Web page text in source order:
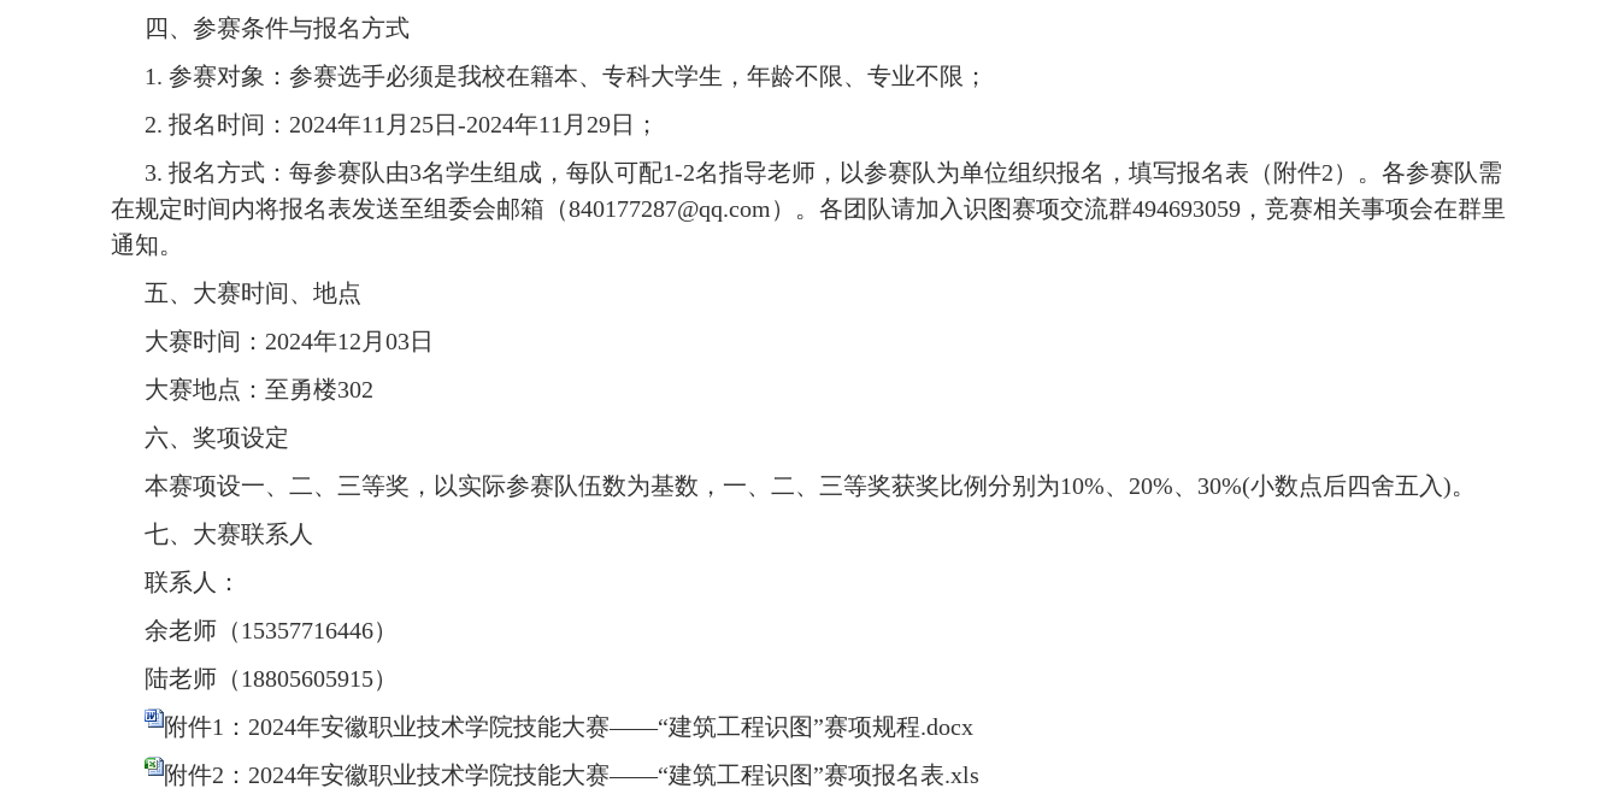
四、参赛条件与报名方式
1. 参赛对象：参赛选手必须是我校在籍本、专科大学生，年龄不限、专业不限；
2. 报名时间：2024年11月25日-2024年11月29日；
3. 报名方式：每参赛队由3名学生组成，每队可配1-2名指导老师，以参赛队为单位组织报名，填写报名表（附件2）。各参赛队需
在规定时间内将报名表发送至组委会邮箱（840177287@qq.com）。各团队请加入识图赛项交流群494693059，竞赛相关事项会在群里
通知。
五、大赛时间、地点
大赛时间：2024年12月03日
大赛地点：至勇楼302
六、奖项设定
本赛项设一、二、三等奖，以实际参赛队伍数为基数，一、二、三等奖获奖比例分别为10%、20%、30%(小数点后四舍五入)。
七、大赛联系人
联系人：
余老师（15357716446）
陆老师（18805605915）
附件1：2024年安徽职业技术学院技能大赛——“建筑工程识图”赛项规程.docx
附件2：2024年安徽职业技术学院技能大赛——“建筑工程识图”赛项报名表.xls